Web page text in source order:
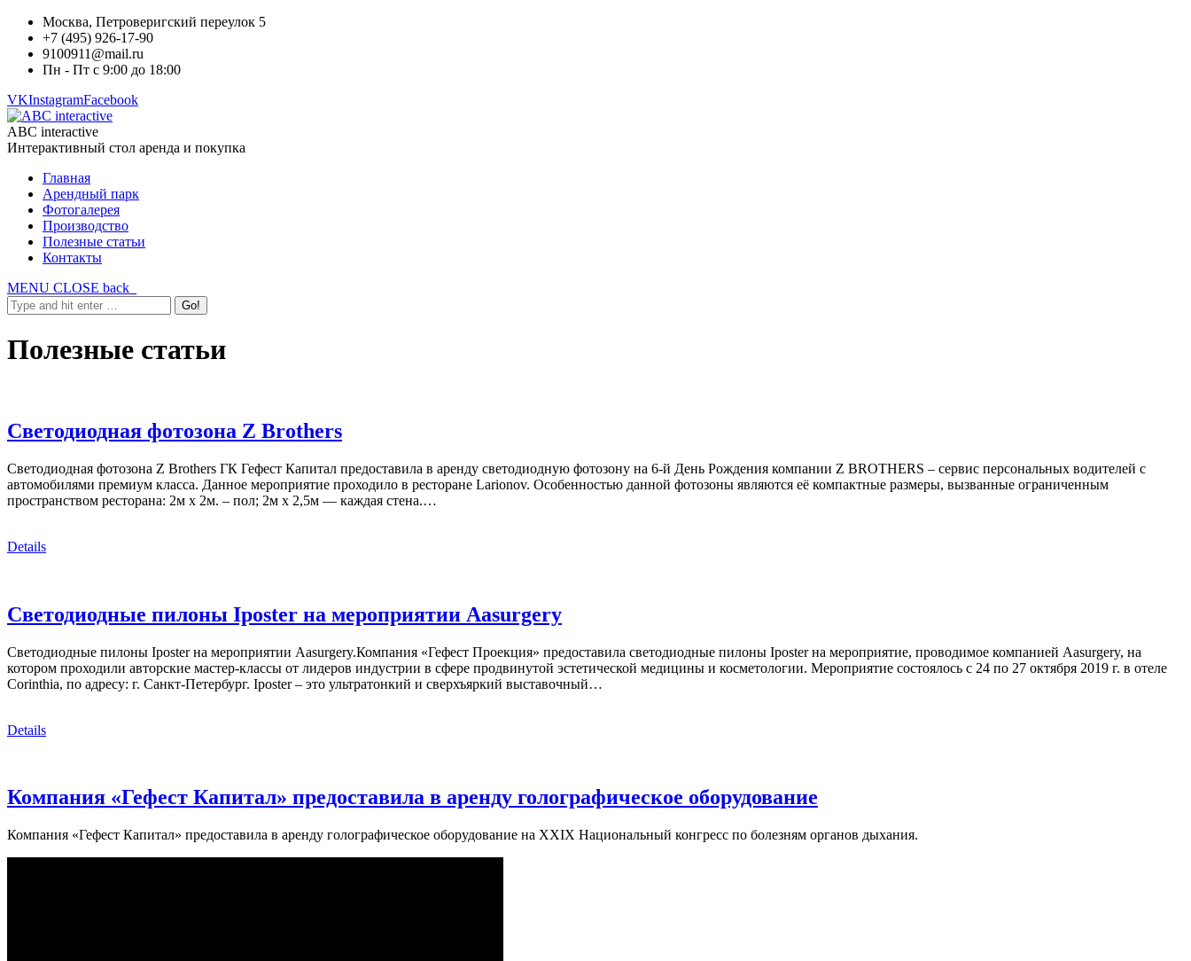
Москва, Петроверигский переулок 5
+7 (495) 926-17-90
9100911@mail.ru
Пн - Пт с 9:00 до 18:00
VKInstagramFacebook
ABC interactive
Интерактивный стол аренда и покупка
Главная
Арендный парк
Фотогалерея
Производство
Полезные статьи
Контакты
MENU CLOSE back
Полезные статьи
Светодиодная фотозона Z Brothers
Светодиодная фотозона Z Brothers ГК Гефест Капитал предоставила в аренду светодиодную фотозону на 6-й День Рождения компании Z BROTHERS – сервис персональных водителей с
автомобилями премиум класса. Данное мероприятие проходило в ресторане Larionov. Особенностью данной фотозоны являются её компактные размеры, вызванные ограниченным
пространством ресторана: 2м х 2м. – пол; 2м х 2,5м — каждая стена.…
Details
Светодиодные пилоны Iposter на мероприятии Aasurgery
Светодиодные пилоны Iposter на мероприятии Aasurgery.Компания «Гефест Проекция» предоставила светодиодные пилоны Iposter на мероприятие, проводимое компанией Aasurgery, на
котором проходили авторские мастер-классы от лидеров индустрии в сфере продвинутой эстетической медицины и косметологии. Мероприятие состоялось с 24 по 27 октября 2019 г. в отеле
Corinthia, по адресу: г. Санкт-Петербург. Iposter – это ультратонкий и сверхъяркий выставочный…
Details
Компания «Гефест Капитал» предоставила в аренду голографическое оборудование
Компания «Гефест Капитал» предоставила в аренду голографическое оборудование на XXIX Национальный конгресс по болезням органов дыхания.